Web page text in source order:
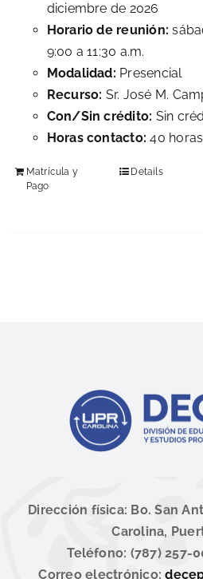
diciembre de 2026
Horario de reunión:
9:00 a 11:30 a.m.
Modalidad: Presencial
Recurso: Sr. José M.
Con/Sin crédito: Sin
Horas contacto: 40 horas
Matrícula y
Pago
Details
Dirección física: Bo. San
Carolina,
Teléfono: (787) 257-
Correo electrónico: